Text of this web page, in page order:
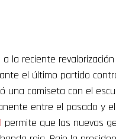
la reciente
el último partido
una camiseta con el
entre el pasado y
permite que las nuevas